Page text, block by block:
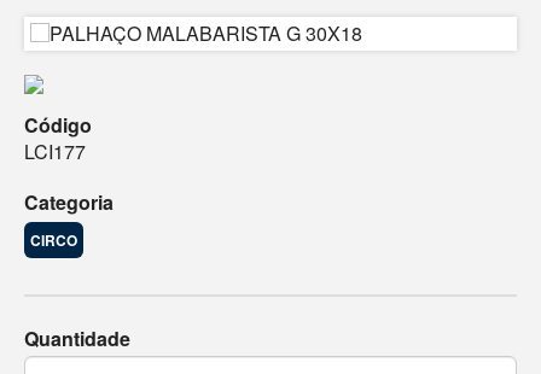
Código
LCI177
Categoria
CIRCO
Quantidade